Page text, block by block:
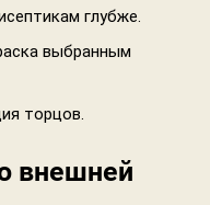
глубже.
выбранным
торцов.
внешней